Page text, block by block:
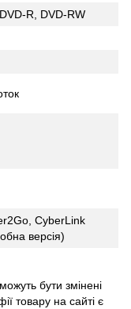
R, DVD-RW
CyberLink
версія)
бути змінені
товару на сайті є